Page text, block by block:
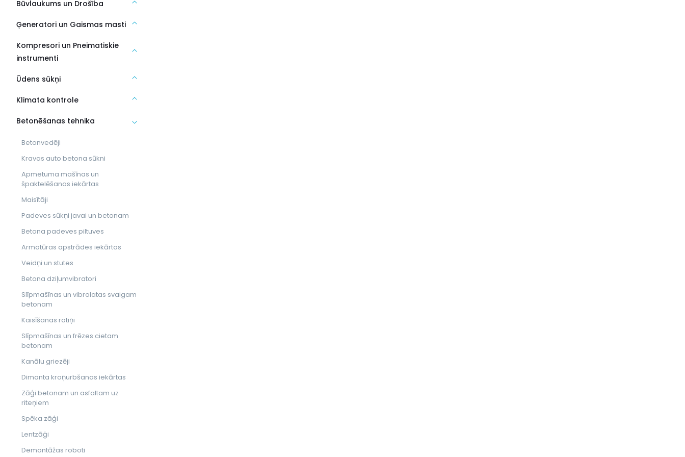
Būvlaukums un Drošība
Ģeneratori un Gaismas masti
Kompresori un Pneimatiskie
instrumenti
Ūdens sūkņi
Klimata kontrole
Betonēšanas tehnika
Betonvedēji
Kravas auto betona sūkni
Apmetuma mašīnas un
špaktelēšanas iekārtas
Maisītāji
Padeves sūkņi javai un betonam
Betona padeves piltuves
Armatūras apstrādes iekārtas
Veidņi un stutes
Betona dziļumvibratori
Slīpmašīnas un vibrolatas svaigam
betonam
Kaisīšanas ratiņi
Slīpmašīnas un frēzes cietam
betonam
Kanālu griezēji
Dimanta kroņurbšanas iekārtas
Zāģi betonam un asfaltam uz
riteņiem
Spēka zāģi
Lentzāģi
Demontāžas roboti